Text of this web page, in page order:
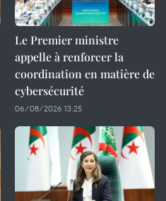
Le Premier ministre
appelle à renforcer la
coordination en matière de
cybersécurité
06/08/2026 13:25